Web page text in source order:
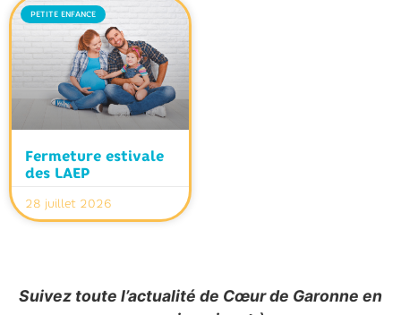
PETITE ENFANCE
Fermeture estivale
des LAEP
28 juillet 2026
Suivez toute l’actualité de Cœur de Garonne en